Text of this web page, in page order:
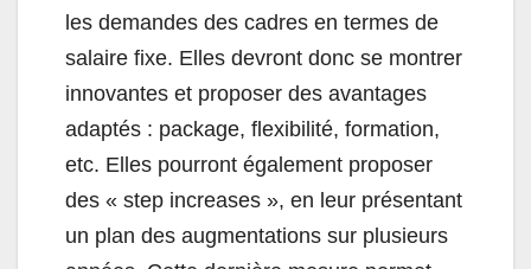
les demandes des cadres en termes de
salaire fixe. Elles devront donc se montrer
innovantes et proposer des avantages
adaptés : package, flexibilité, formation,
etc. Elles pourront également proposer
des « step increases », en leur présentant
un plan des augmentations sur plusieurs